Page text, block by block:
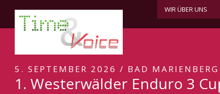
WIR ÜBER UNS
5. SEPTEMBER 2026 / BAD MARIENBERG
1. Westerwälder Enduro 3